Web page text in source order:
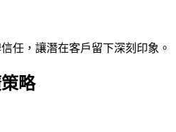
任，讓潛在客戶留下深刻印象。
略